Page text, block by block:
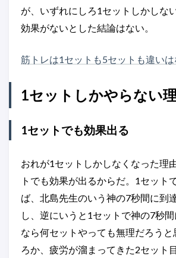
が、いずれにしろ1セットしかしな
効果がないとした結論はない。
筋トレは1セットも5セットも違い
1セットしかやらない
1セットでも効果出る
おれが1セットしかしなくなった理
トでも効果が出るからだ。1セット
ば、北島先生のいう神の7秒間に到
し、逆にいうと1セットで神の7秒
なら何セットやっても無理だろうと
ろか、疲労が溜まってきた2セット